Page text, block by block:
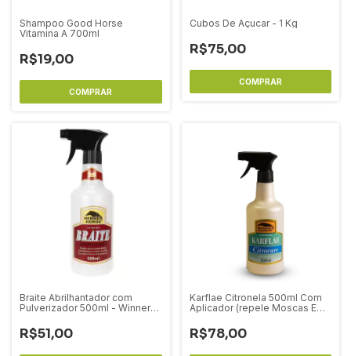
Shampoo Good Horse
Vitamina A 700ml
R$19,00
Cubos De Açucar - 1 Kg
R$75,00
Braite Abrilhantador com
Pulverizador 500ml - Winner
R$51,00
Karflae Citronela 500ml Com
Aplicador (repele Moscas E
R$78,00